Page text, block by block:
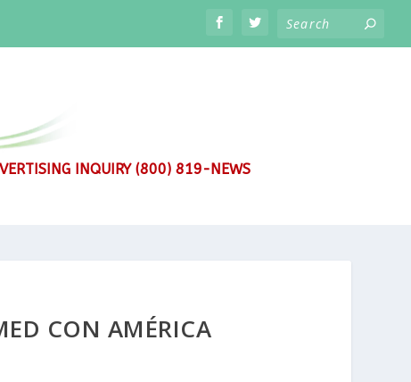
INQUIRY (800) 819-NEWS
CON AMÉRICA